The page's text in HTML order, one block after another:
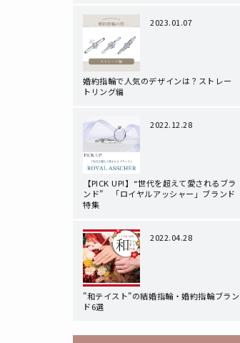
2023.01.07
婚約指輪で人気のデザインは？ストレー
トリング編
2022.12.28
【PICK UP!】“世代を超えて愛されるブラ
ンド” 「ロイヤルアッシャー」ブランド
特集
2022.04.28
”和テイスト”の結婚指輪・婚約指輪ブラン
ド6選